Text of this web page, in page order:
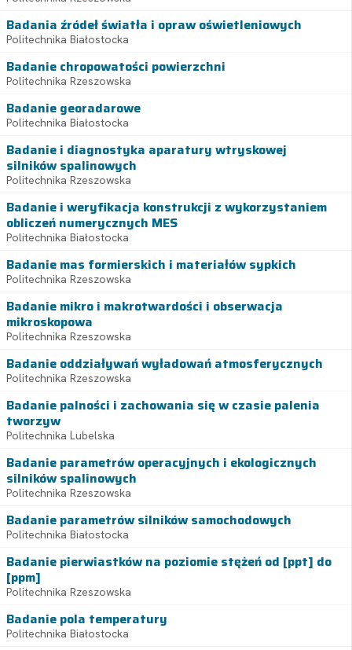
Badania źródeł światła i opraw oświetleniowych
Politechnika Białostocka
Badanie chropowatości powierzchni
Politechnika Rzeszowska
Badanie georadarowe
Politechnika Białostocka
Badanie i diagnostyka aparatury wtryskowej
silników spalinowych
Politechnika Rzeszowska
Badanie i weryfikacja konstrukcji z wykorzystaniem
obliczeń numerycznych MES
Politechnika Białostocka
Badanie mas formierskich i materiałów sypkich
Politechnika Rzeszowska
Badanie mikro i makrotwardości i obserwacja
mikroskopowa
Politechnika Rzeszowska
Badanie oddziaływań wyładowań atmosferycznych
Politechnika Rzeszowska
Badanie palności i zachowania się w czasie palenia
tworzyw
Politechnika Lubelska
Badanie parametrów operacyjnych i ekologicznych
silników spalinowych
Politechnika Rzeszowska
Badanie parametrów silników samochodowych
Politechnika Białostocka
Badanie pierwiastków na poziomie stężeń od [ppt] do
[ppm]
Politechnika Rzeszowska
Badanie pola temperatury
Politechnika Białostocka